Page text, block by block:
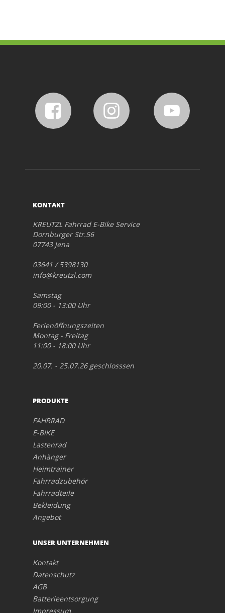
KONTAKT
KREUTZL Fahrrad E-Bike Service
Dornburger Str.56
07743 Jena
03641 / 5398130
info@kreutzl.com
Samstag
09:00 - 13:00 Uhr
Ferienöffnungszeiten
Montag - Freitag
11:00 - 18:00 Uhr
20.07. - 25.07.26 geschlosssen
PRODUKTE
FAHRRAD
E-BIKE
Lastenrad
Anhänger
Heimtrainer
Fahrradzubehör
Fahrradteile
Bekleidung
Angebot
UNSER UNTERNEHMEN
Kontakt
Datenschutz
AGB
Batterieentsorgung
Impressum